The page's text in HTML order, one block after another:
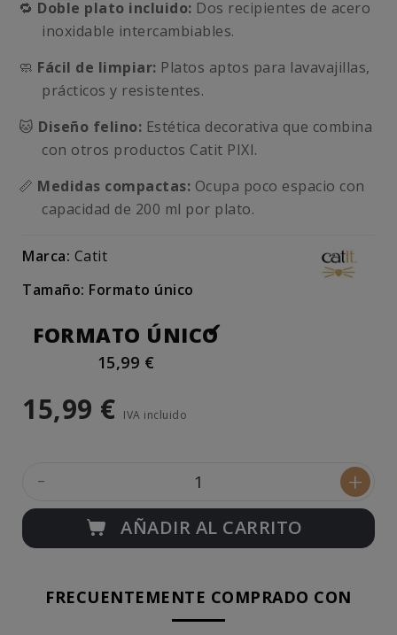
🔁 Doble plato incluido: Dos recipientes de acero
inoxidable intercambiables.
🧼 Fácil de limpiar: Platos aptos para lavavajillas,
prácticos y resistentes.
🐱 Diseño felino: Estética decorativa que combina
con otros productos Catit PIXI.
📏 Medidas compactas: Ocupa poco espacio con
capacidad de 200 ml por plato.
Marca: Catit
Tamaño: Formato único
FORMATO ÚNICO
15,99 €
15,99 € IVA incluido
- +
AÑADIR AL CARRITO
FRECUENTEMENTE COMPRADO CON